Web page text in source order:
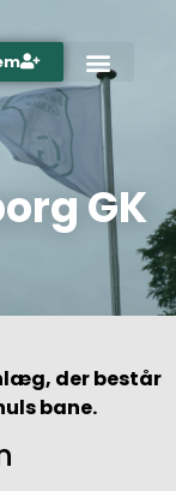
GK
der består
bane.